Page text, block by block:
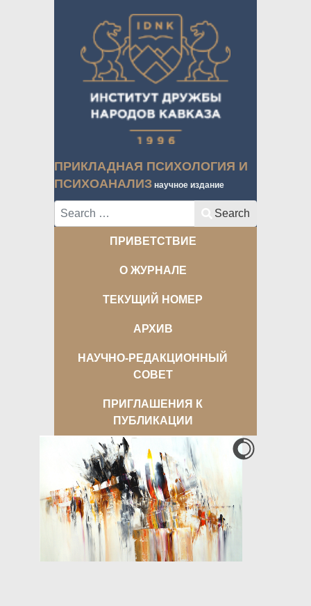
ПРИКЛАДНАЯ ПСИХОЛОГИЯ И
ПСИХОАНАЛИЗ научное издание
Search Search
ПРИВЕТСТВИЕ
О ЖУРНАЛЕ
ТЕКУЩИЙ НОМЕР
АРХИВ
НАУЧНО-РЕДАКЦИОННЫЙ
СОВЕТ
ПРИГЛАШЕНИЯ К
ПУБЛИКАЦИИ